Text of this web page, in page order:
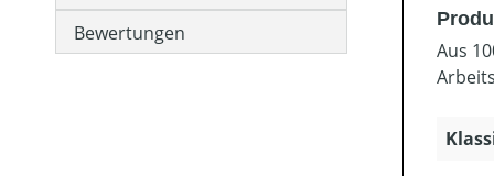
Bewertungen
Aus